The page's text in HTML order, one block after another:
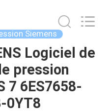
Siemens
Logiciel de
pression
7 6ES7658-
0YT8